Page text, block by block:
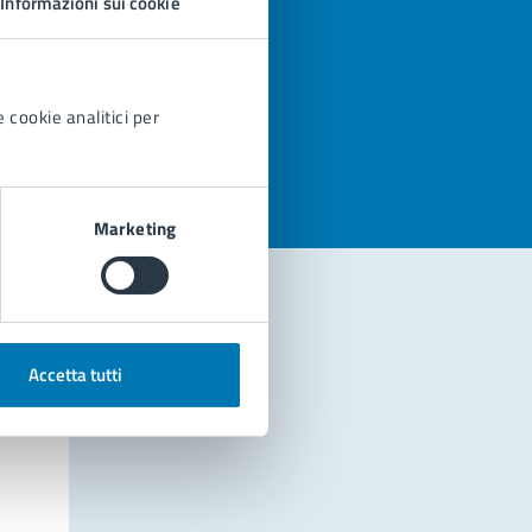
cookie analitici per
Marketing
Accetta tutti